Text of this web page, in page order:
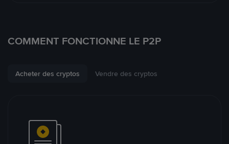
COMMENT FONCTIONNE LE P2P
Acheter des cryptos Vendre des cryptos